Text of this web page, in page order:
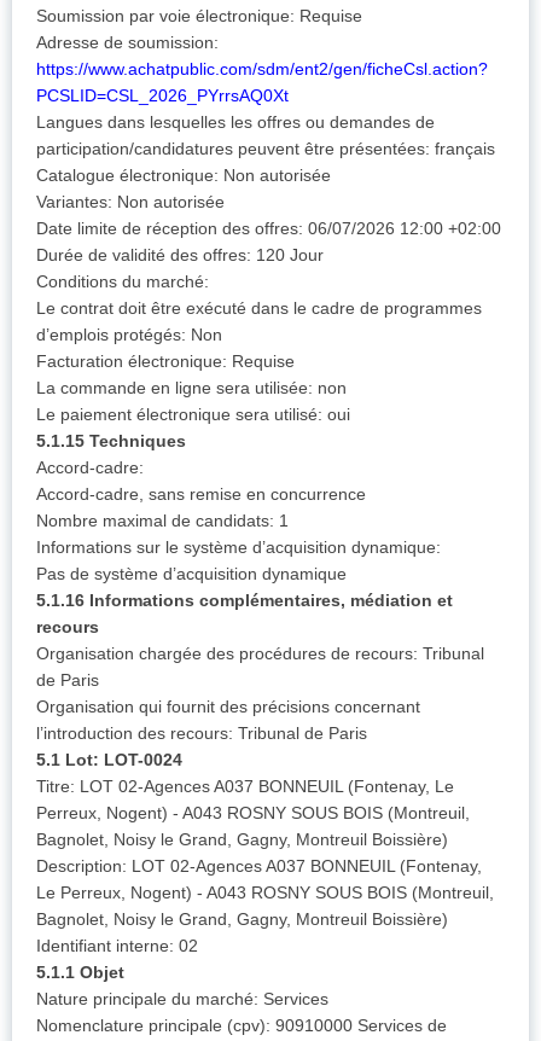
Soumission par voie électronique: Requise
Adresse de soumission:
https://www.achatpublic.com/sdm/ent2/gen/ficheCsl.action?
PCSLID=CSL_2026_PYrrsAQ0Xt
Langues dans lesquelles les offres ou demandes de
participation/candidatures peuvent être présentées: français
Catalogue électronique: Non autorisée
Variantes: Non autorisée
Date limite de réception des offres: 06/07/2026 12:00 +02:00
Durée de validité des offres: 120 Jour
Conditions du marché:
Le contrat doit être exécuté dans le cadre de programmes
d’emplois protégés: Non
Facturation électronique: Requise
La commande en ligne sera utilisée: non
Le paiement électronique sera utilisé: oui
5.1.15 Techniques
Accord-cadre:
Accord-cadre, sans remise en concurrence
Nombre maximal de candidats: 1
Informations sur le système d’acquisition dynamique:
Pas de système d’acquisition dynamique
5.1.16 Informations complémentaires, médiation et
recours
Organisation chargée des procédures de recours: Tribunal
de Paris
Organisation qui fournit des précisions concernant
l’introduction des recours: Tribunal de Paris
5.1 Lot: LOT-0024
Titre: LOT 02-Agences A037 BONNEUIL (Fontenay, Le
Perreux, Nogent) - A043 ROSNY SOUS BOIS (Montreuil,
Bagnolet, Noisy le Grand, Gagny, Montreuil Boissière)
Description: LOT 02-Agences A037 BONNEUIL (Fontenay,
Le Perreux, Nogent) - A043 ROSNY SOUS BOIS (Montreuil,
Bagnolet, Noisy le Grand, Gagny, Montreuil Boissière)
Identifiant interne: 02
5.1.1 Objet
Nature principale du marché: Services
Nomenclature principale (cpv): 90910000 Services de